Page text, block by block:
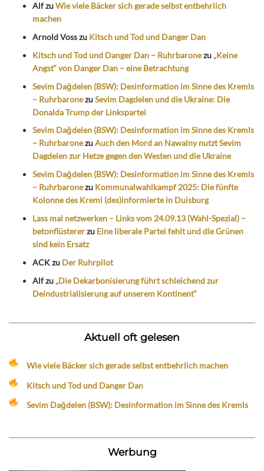
AlfzuWie viele Bäcker sich gerade selbst entbehrlich
machen
Arnold Vosszu Kitsch und Tod und Danger Dan
Kitsch und Tod und Danger Dan – Ruhrbaronezu „Keine
Angst“ von Danger Dan – eine Betrachtung
Sevim Dağdelen (BSW): Desinformation im Sinne des Kremls
– RuhrbaronezuSevim Dagdelen und die Ukraine: Die
Donalda Trump der Linkspartei
Sevim Dağdelen (BSW): Desinformation im Sinne des Kremls
– RuhrbaronezuAuch den Mord an Nawalny nutzt Sevim
Dagdelen zur Hetze gegen den Westen und die Ukraine
Sevim Dağdelen (BSW): Desinformation im Sinne des Kremls
– Ruhrbaronezu Kommunalwahlkampf 2025: Die fünfte
Kolonne des Kreml (des)informierte in Duisburg
Lass mal netzwerken – Links vom 24.09.13 (Wahl-Spezial) –
betonflüstererzu Eine liberale Partei fehlt und die Grünen
sind kein Ersatz
ACKzu Der Ruhrpilot
Alfzu „Die Dekarbonisierung führt schleichend zur
Deindustrialisierung auf unserem Kontinent“
Aktuell oft gelesen
Wie viele Bäcker sich gerade selbst entbehrlich machen
Kitsch und Tod und Danger Dan
Sevim Dağdelen (BSW): Desinformation im Sinne des Kremls
Werbung